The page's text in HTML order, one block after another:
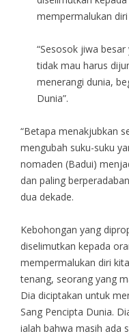
mempermalukan diri
“Sesosok jiwa
tidak mau harus
menerangi dunia,
Dunia”.
“Betapa menakjubkan
mengubah suku-suku
nomaden (Badui)
dan paling
dua dekade.
Kebohongan yang
diselimutkan kepada
mempermalukan diri
tenang, seorang yang
Dia diciptakan untuk
Sang Pencipta Dunia.
ialah bahwa masih ada